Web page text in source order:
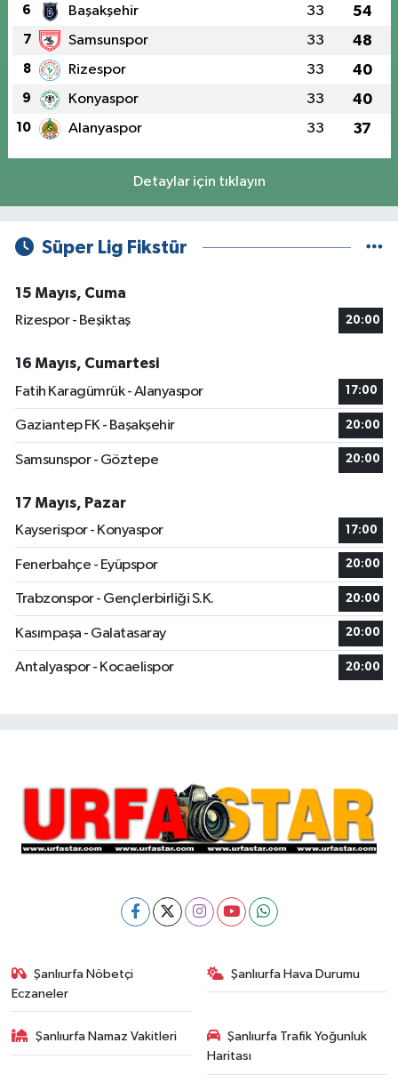
6 Başakşehir 33 54
7 Samsunspor 33 48
8 Rizespor 33 40
9 Konyaspor 33 40
10 Alanyaspor 33 37
Detaylar için tıklayın
Süper Lig Fikstür
15 Mayıs, Cuma
Rizespor - Beşiktaş
20:00
16 Mayıs, Cumartesi
Fatih Karagümrük - Alanyaspor
17:00
Gaziantep FK - Başakşehir 20:00
Samsunspor - Göztepe 20:00
17 Mayıs, Pazar
Kayserispor - Konyaspor
17:00
Fenerbahçe - Eyüpspor 20:00
Trabzonspor - Gençlerbirliği S.K. 20:00
Kasımpaşa - Galatasaray 20:00
Antalyaspor - Kocaelispor 20:00
Şanlıurfa Nöbetçi
Eczaneler
Şanlıurfa Hava Durumu
Şanlıurfa Namaz Vakitleri
Şanlıurfa Trafik Yoğunluk
Haritası